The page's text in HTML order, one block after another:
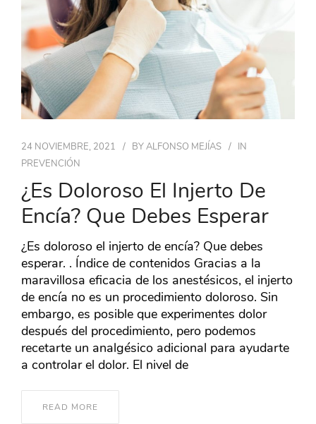
24 NOVIEMBRE, 2021 BYALFONSO MEJÍAS
IN
PREVENCIÓN
¿Es Doloroso El Injerto De
Encía? Que Debes Esperar
¿Es doloroso el injerto de encía? Que debes
esperar. . Índice de contenidos Gracias a la
maravillosa eficacia de los anestésicos, el injerto
de encía no es un procedimiento doloroso. Sin
embargo, es posible que experimentes dolor
después del procedimiento, pero podemos
recetarte un analgésico adicional para ayudarte
a controlar el dolor. El nivel de
READ MORE